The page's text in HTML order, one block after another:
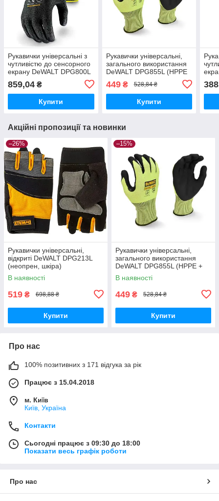
Рукавички універсальні з
чутливістю до сенсорного
екрану DeWALT DPG800L
859,04 ₴
Купити
Рукавички універсальні,
загального використання
DeWALT DPG855L (HPPE
449₴ 528,84 ₴
Купити
Акційні пропозиції та новинки
–26%
Рукавички універсальні,
відкриті DeWALT DPG213L
(неопрен, шкіра)
В наявності
519 ₴ 698,88 ₴
Купити
–15%
Рукавички універсальні,
загального використання
DeWALT DPG855L (HPPE +
скловолокно, нітрил)
В наявності
449 ₴ 528,84 ₴
Купити
Про нас
100% позитивних з 171 відгука за рік
Працює з 15.04.2018
м. Київ
Київ, Україна
Контакти
Сьогодні працює з 09:30 до 18:00
Показати весь графік роботи
Про нас